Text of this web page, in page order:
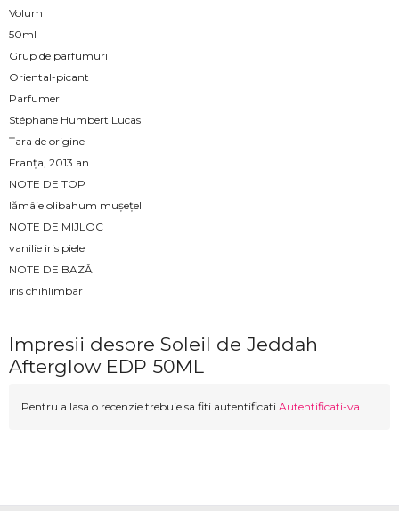
Volum
50ml
Grup de parfumuri
Oriental-picant
Parfumer
Stéphane Humbert Lucas
Țara de origine
Franța, 2013 an
NOTE DE TOP
lămâie olibahum mușețel
NOTE DE MIJLOC
vanilie iris piele
NOTE DE BAZĂ
iris chihlimbar
Impresii despre Soleil de Jeddah
Afterglow EDP 50ML
Pentru a lasa o recenzie trebuie sa fiti autentificati Autentificati-va